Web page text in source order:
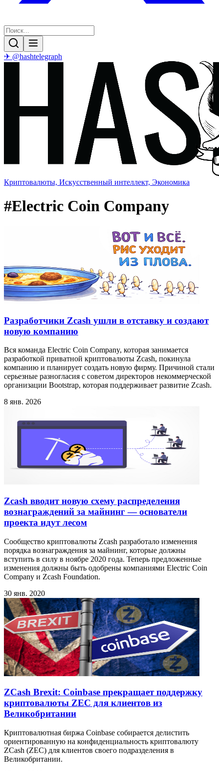
✈ @hashtelegraph
Криптовалюты, Искусственный интеллект, Экономика
#Electric Coin Company
Разработчики Zcash ушли в отставку и создают
новую компанию
Вся команда Electric Coin Company, которая занимается
разработкой приватной криптовалюты Zcash, покинула
компанию и планирует создать новую фирму. Причиной стали
серьезные разногласия с советом директоров некоммерческой
организации Bootstrap, которая поддерживает развитие Zcash.
8 янв. 2026
Zcash вводит новую схему распределения
вознаграждений за майнинг — основатели
проекта идут лесом
Сообщество криптовалюты Zcash разработало изменения
порядка вознаграждения за майнинг, которые должны
вступить в силу в ноябре 2020 года. Теперь предложенные
изменения должны быть одобрены компаниями Electric Coin
Company и Zcash Foundation.
30 янв. 2020
ZCash Brexit: Coinbase прекращает поддержку
криптовалюты ZEC для клиентов из
Великобритании
Криптовалютная биржа Coinbase собирается делистить
ориентированную на конфиденциальность криптовалюту
ZCash (ZEC) для клиентов своего подразделения в
Великобритании.